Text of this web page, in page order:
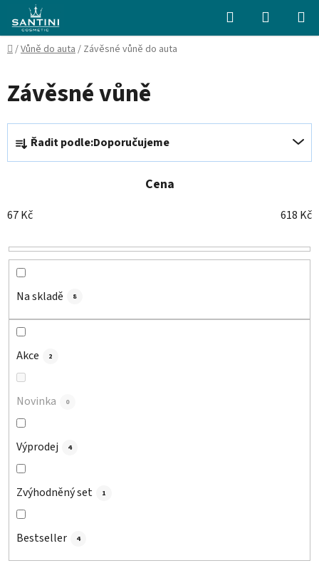
obsah
Hledat
KOŠÍK
Domů
/Vůně do auta/ Závěsné vůně do auta
Závěsné vůně
Ř
z
n
í
p
r
u
Řadit podle:Doporučujeme
Cena
67Kč 618 Kč
Na skladě 8
Akce 2
Novinka 0
Výprodej 4
Zvýhodněný set 1
Bestseller 4